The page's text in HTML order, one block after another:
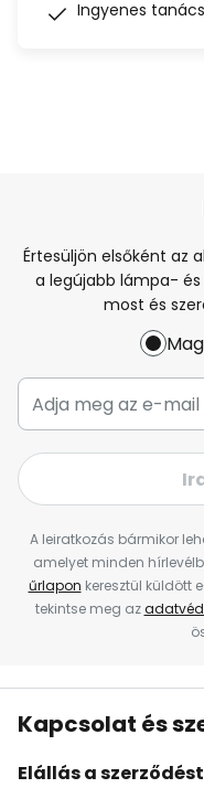
Ingyenes
Értesüljön elsőként az
a legújabb lámpa- és
most és
A leiratkozás bármikor
amelyet minden
űrlapon keresztül küldött
tekintse meg az
Kapcsolat és
Elállás a